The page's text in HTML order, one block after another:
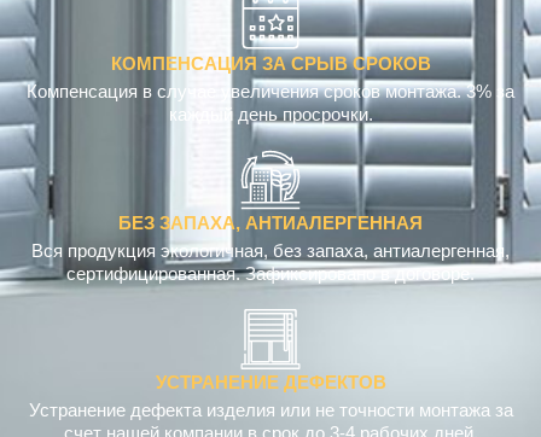
КОМПЕНСАЦИЯ ЗА СРЫВ СРОКОВ
Компенсация в случае увеличения сроков монтажа. 3% за
каждый день просрочки.
БЕЗ ЗАПАХА, АНТИАЛЕРГЕННАЯ
Вся продукция экологичная, без запаха, антиалергенная,
сертифицированная. Зафиксировано в договоре.
УСТРАНЕНИЕ ДЕФЕКТОВ
Устранение дефекта изделия или не точности монтажа за
счет нашей компании в срок до 3-4 рабочих дней.